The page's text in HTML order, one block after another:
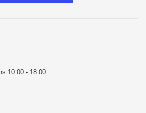
10:00 - 18:00